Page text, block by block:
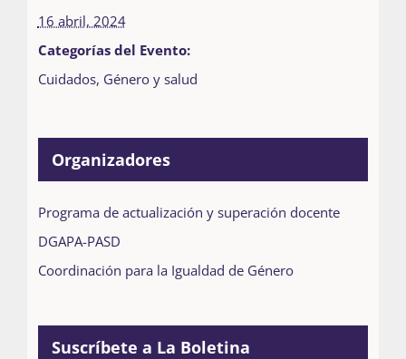
16 abril, 2024
Categorías del Evento:
Cuidados, Género y salud
Organizadores
Programa de actualización y superación docente
DGAPA-PASD
Coordinación para la Igualdad de Género
Suscríbete a La Boletina